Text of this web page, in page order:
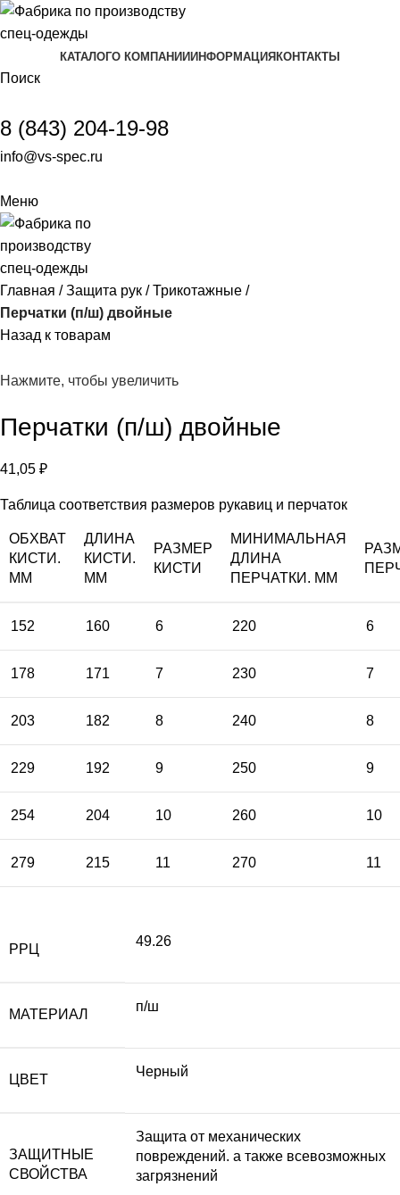
КАТАЛОГО КОМПАНИИ ИНФОРМАЦИЯ КОНТАКТЫ
Поиск
8 (843) 204-19-98
info@vs-spec.ru
Меню
Главная Защита рук
Трикотажные
Перчатки (п/ш) двойные
Назад к товарам
Нажмите, чтобы увеличить
Перчатки (п/ш) двойные
41,05 ₽
Таблица соответствия размеров рукавиц и перчаток
ОБХВАТ
КИСТИ.
ММ
ДЛИНА
КИСТИ.
ММ
РАЗМЕР
КИСТИ
МИНИМАЛЬНАЯ
ДЛИНА
ПЕРЧАТКИ. ММ
152 160 6 220 6
178 171 7 230 7
203 182 8 240 8
229 192 9 250 9
254 204 10 260 10
279 215 11 270 11
РРЦ
49.26
МАТЕРИАЛ
п/ш
ЦВЕТ
Черный
ЗАЩИТНЫЕ
СВОЙСТВА
Защита от механических
повреждений. а также всевозможных
загрязнений